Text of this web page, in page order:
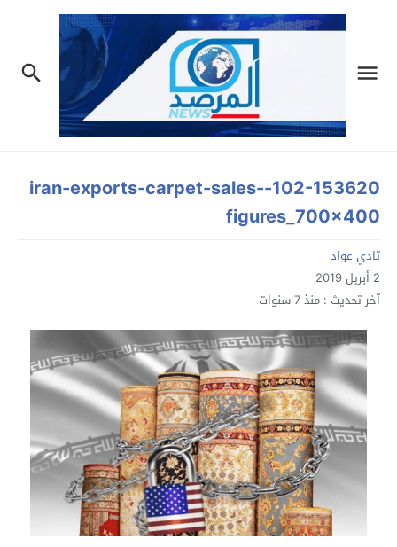
102-153620-iran-exports-carpet-sales-
figures_700x400
تادي عواد
2 أبريل 2019
آخر تحديث : منذ 7 سنوات